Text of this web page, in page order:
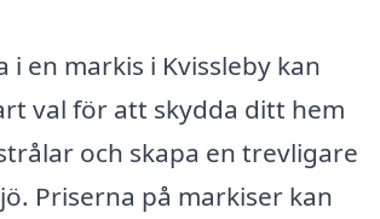
i en markis i Kvissleby kan
val för att skydda ditt hem
och skapa en trevligare
Priserna på markiser kan